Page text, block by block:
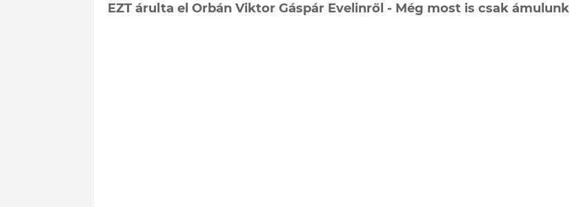
EZT árulta el Orbán Viktor Gáspár Evelinről - Még most is csak ámulunk